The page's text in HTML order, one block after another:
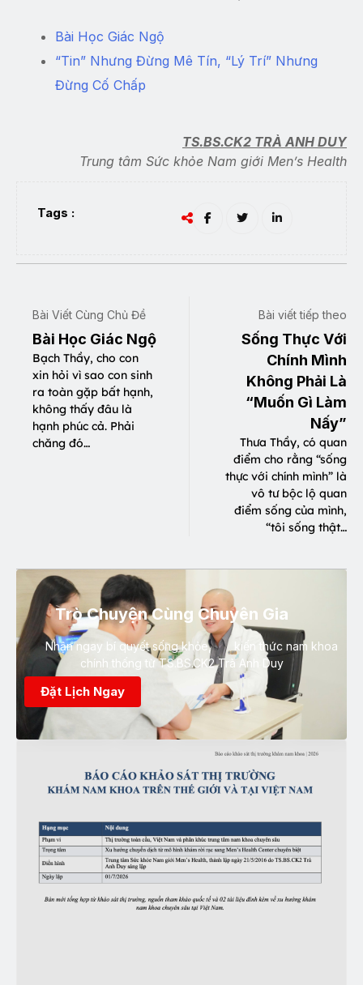
Bài Học Giác Ngộ
“Tin” Nhưng Đừng Mê Tín, “Lý Trí” Nhưng
Đừng Cố Chấp
TS.BS.CK2 TRÀ ANH DUY
Trung tâm Sức khỏe Nam giới Men’s Health
Tags :
Bài Viết Cùng Chủ Đề
Bài Học Giác Ngộ
Bạch Thầy, cho con
xin hỏi vì sao con sinh
ra toàn gặp bất hạnh,
không thấy đâu là
hạnh phúc cả. Phải
chăng đó…
Bài viết tiếp theo
Sống Thực Với
Chính Mình
Không Phải Là
“Muốn Gì Làm
Nấy”
Thưa Thầy, có quan
điểm cho rằng “sống
thực với chính mình” là
vô tư bộc lộ quan
điểm sống của mình,
“tôi sống thật…
Trò Chuyện Cùng Chuyên Gia
Nhận ngay bí quyết sống khỏe, kiến thức nam khoa
chính thống từ TS.BS.CK2 Trà Anh Duy
Đặt Lịch Ngay